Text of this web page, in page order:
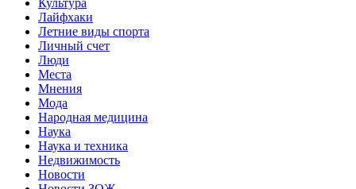
Культура
Лайфхаки
Летние виды спорта
Личный счет
Люди
Места
Мнения
Мода
Народная медицина
Наука
Наука и техника
Недвижимость
Новости